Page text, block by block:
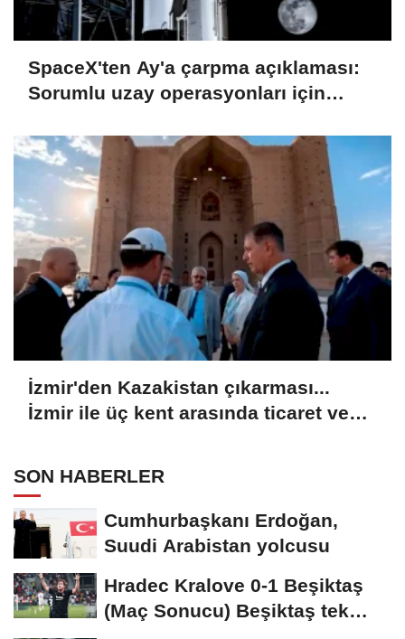
SpaceX'ten Ay'a çarpma açıklaması:
Sorumlu uzay operasyonları için
İzmir'den Kazakistan çıkarması...
İzmir ile üç kent arasında ticaret ve
SON HABERLER
Cumhurbaşkanı Erdoğan,
Suudi Arabistan yolcusu
Hradec Kralove 0-1 Beşiktaş
(Maç Sonucu) Beşiktaş tek